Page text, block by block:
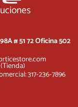
# 51 72 Oficina 502
(Tienda)
317-236-7896